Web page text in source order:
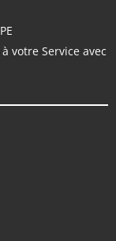
votre Service avec